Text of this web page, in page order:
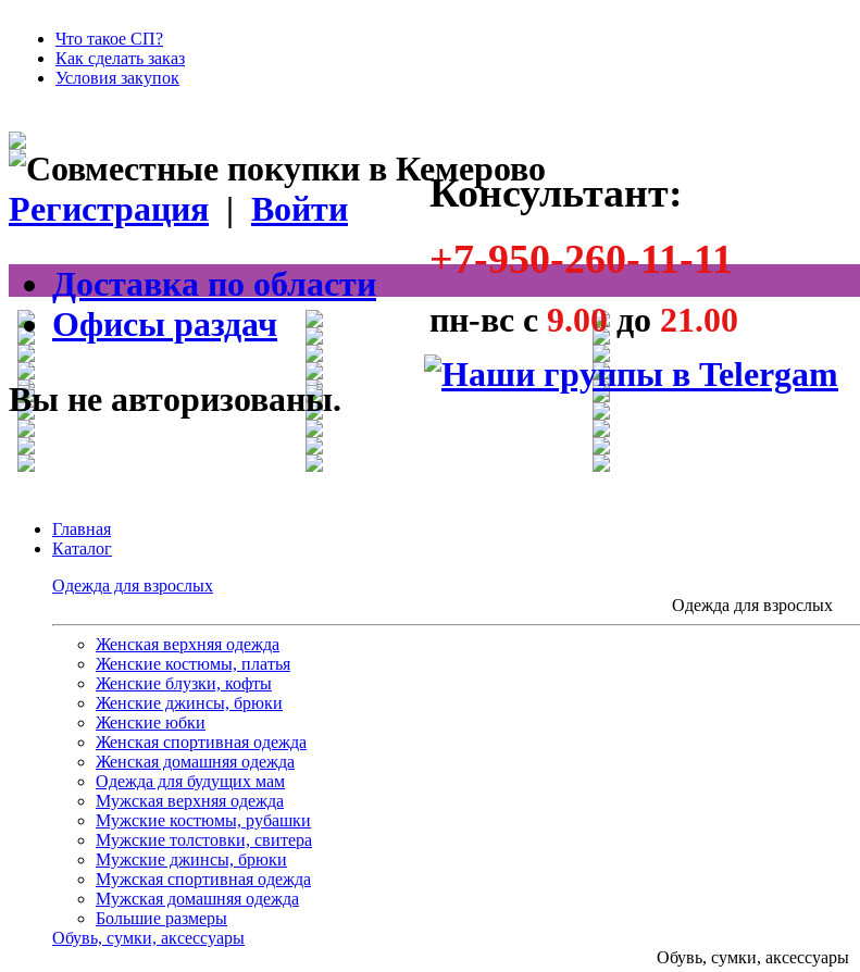
Что такое СП?
Как сделать заказ
Условия закупок
Консультант:
+7-950-260-11-11
пн-вс с 9.00до 21.00
Регистрация | Войти
Доставка по области
Офисы раздач
Вы не авторизованы.
Главная
Каталог
Одежда для взрослых
Одежда для взрослых
Женская верхняя одежда
Женские костюмы, платья
Женские блузки, кофты
Женские джинсы, брюки
Женские юбки
Женская спортивная одежда
Женская домашняя одежда
Одежда для будущих мам
Мужская верхняя одежда
Мужские костюмы, рубашки
Мужские толстовки, свитера
Мужские джинсы, брюки
Мужская спортивная одежда
Мужская домашняя одежда
Большие размеры
Обувь, сумки, аксессуары
Обувь, сумки, аксессуары